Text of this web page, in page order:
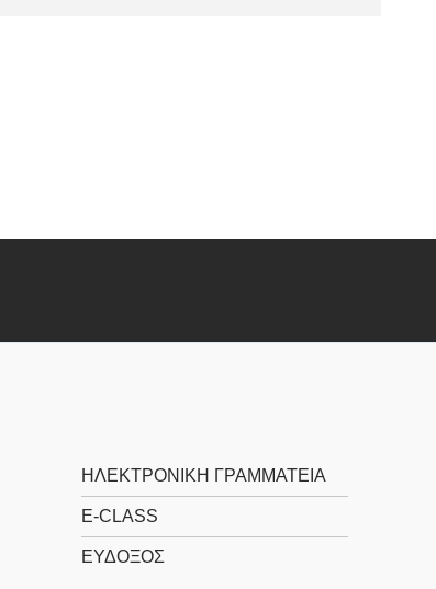
ΗΛΕΚΤΡΟΝΙΚΉ ΓΡΑΜΜΑΤΕΊΑ
E-CLASS
ΕΎΔΟΞΟΣ